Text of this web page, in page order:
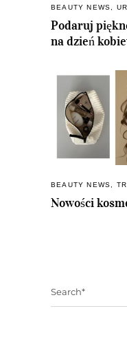
BEAUTY NEWS
Podaruj
na dzień
BEAUTY NEWS
Nowości